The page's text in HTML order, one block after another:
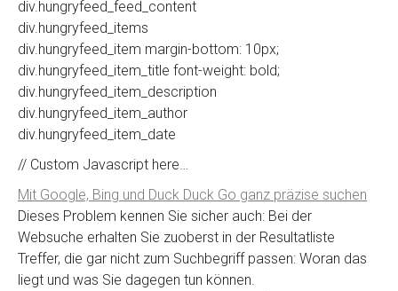
div.hungryfeed_feed_content
div.hungryfeed_items
div.hungryfeed_item margin-bottom: 10px;
div.hungryfeed_item_title font-weight: bold;
div.hungryfeed_item_description
div.hungryfeed_item_author
div.hungryfeed_item_date
// Custom Javascript here…
Mit Google, Bing und Duck Duck Go ganz präzise suchen
Dieses Problem kennen Sie sicher auch: Bei der
Websuche erhalten Sie zuoberst in der Resultatliste
Treffer, die gar nicht zum Suchbegriff passen: Woran das
liegt und was Sie dagegen tun können.